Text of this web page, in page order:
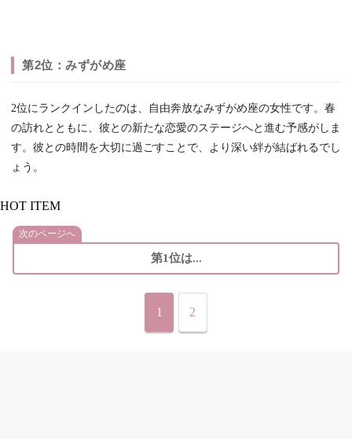
第2位：みずがめ座
2位にランクインしたのは、自由奔放なみずがめ座の女性です。春
の訪れとともに、彼との新たな恋愛のステージへと進む予感がしま
す。彼との時間を大切に過ごすことで、より深い絆が結ばれるでし
ょう。
HOT ITEM
次のページへ
第1位は...
1 2